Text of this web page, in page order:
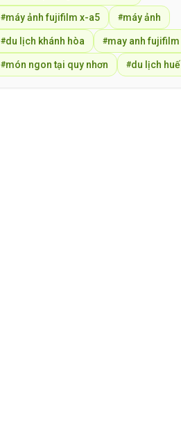
#máy ảnh fujifilm x-a5 #máy ảnh
#du lịch khánh hòa #may anh fujifilm
#món ngon tại quy nhơn #du lịch huế